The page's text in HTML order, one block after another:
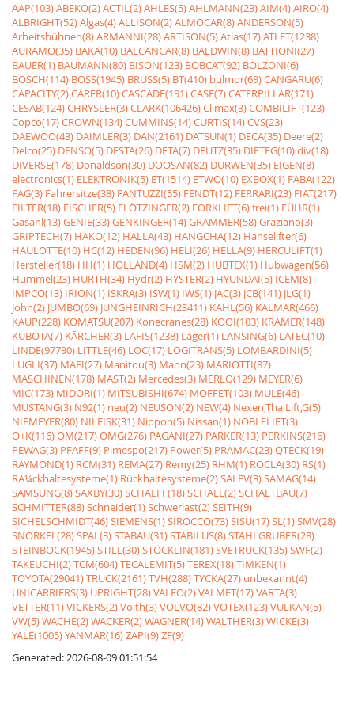
AAP(103)ABEKO(2)ACTIL(2)AHLES(5)AHLMANN(23)AIM(4)AIRO(4)
ALBRIGHT(52)Algas(4)ALLISON(2)ALMOCAR(8)ANDERSON(5)
Arbeitsbühnen(8)ARMANNI(28)ARTISON(5)Atlas(17)ATLET(1238)
AURAMO(35) BAKA(10) BALCANCAR(8) BALDWIN(8) BATTIONI(27)
BAUER(1) BAUMANN(80) BISON(123) BOBCAT(92) BOLZONI(6)
BOSCH(114) BOSS(1945) BRUSS(5) BT(410) bulmor(69)CANGARU(6)
CAPACITY(2)CARER(10)CASCADE(191)CASE(7)CATERPILLAR(171)
CESAB(124)CHRYSLER(3)CLARK(106426)Climax(3)COMBILIFT(123)
Copco(17)CROWN(134)CUMMINS(14)CURTIS(14)CVS(23)
DAEWOO(43) DAIMLER(3) DAN(2161) DATSUN(1) DECA(35) Deere(2)
Delco(25) DENSO(5) DESTA(26) DETA(7) DEUTZ(35) DIETEG(10)div(18)
DIVERSE(178) Donaldson(30) DOOSAN(82) DURWEN(35) EIGEN(8)
electronics(1) ELEKTRONIK(5) ET(1514) ETWO(10) EXBOX(1) FABA(122)
FAG(3) Fahrersitze(38) FANTUZZI(55) FENDT(12) FERRARI(23) FIAT(217)
FILTER(18) FISCHER(5) FLÖTZINGER(2) FORKLIFT(6)frei(1) FÜHR(1)
Gasanl(13)GENIE(33)GENKINGER(14)GRAMMER(58)Graziano(3)
GRIPTECH(7) HAKO(12) HALLA(43) HANGCHA(12) Hanselifter(6)
HAULOTTE(10) HC(12) HEDEN(96) HELI(26) HELLA(9) HERCULIFT(1)
Hersteller(18) HH(1) HOLLAND(4) HSM(2) HUBTEX(1) Hubwagen(56)
Hummel(23) HURTH(34) Hydr(2) HYSTER(2) HYUNDAI(5) ICEM(8)
IMPCO(13) IRION(1) ISKRA(3) ISW(1) IWS(1) JAC(3) JCB(141) JLG(1)
John(2) JUMBO(69) JUNGHEINRICH(23411) KAHL(56) KALMAR(466)
KAUP(228) KOMATSU(207) Konecranes(28) KOOI(103) KRAMER(148)
KUBOTA(7) KÃRCHER(3) LAFIS(1238) Lager(1) LANSING(6) LATEC(10)
LINDE(97790) LITTLE(46) LOC(17) LOGITRANS(5) LOMBARDINI(5)
LUGLI(37) MAFI(27) Manitou(3) Mann(23) MARIOTTI(87)
MASCHINEN(178) MAST(2) Mercedes(3) MERLO(129) MEYER(6)
MIC(173) MIDORI(1) MITSUBISHI(674) MOFFET(103) MULE(46)
MUSTANG(3) N92(1) neu(2) NEUSON(2) NEW(4) Nexen,ThaiLift,G(5)
NIEMEYER(80) NILFISK(31) Nippon(5) Nissan(1) NOBLELIFT(3)
O+K(116)OM(217)OMG(276) PAGANI(27) PARKER(13) PERKINS(216)
PEWAG(3) PFAFF(9) Pimespo(217) Power(5) PRAMAC(23)QTECK(19)
RAYMOND(1) RCM(31) REMA(27) Remy(25) RHM(1) ROCLA(30) RS(1)
RÃ¼ckhaltesysteme(1) Rückhaltesysteme(2)SALEV(3)SAMAG(14)
SAMSUNG(8)SAXBY(30)SCHAEFF(18)SCHALL(2)SCHALTBAU(7)
SCHMITTER(88)Schneider(1)Schwerlast(2)SEITH(9)
SICHELSCHMIDT(46)SIEMENS(1)SIROCCO(73)SISU(17)SL(1)SMV(28)
SNORKEL(28)SPAL(3)STABAU(31)STABILUS(8)STAHLGRUBER(28)
STEINBOCK(1945)STILL(30)STÖCKLIN(181)SVETRUCK(135)SWF(2)
TAKEUCHI(2)TCM(604)TECALEMIT(5)TEREX(18)TIMKEN(1)
TOYOTA(29041)TRUCK(2161)TVH(288)TYCKA(27) unbekannt(4)
UNICARRIERS(3) UPRIGHT(28)VALEO(2)VALMET(17)VARTA(3)
VETTER(11)VICKERS(2)Voith(3)VOLVO(82)VOTEX(123)VULKAN(5)
VW(5)WACHE(2)WACKER(2)WAGNER(14)WALTHER(3)WICKE(3)
YALE(1005)YANMAR(16)ZAPI(9)ZF(9)
Generated: 2026-08-09 01:51:54